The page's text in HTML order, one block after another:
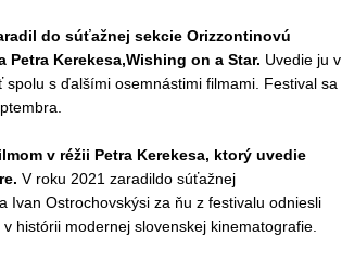
do súťažnej sekcie Orizzontinovú
Kerekesa,Wishing on a Star. Uvedie ju v
s ďalšími osemnástimi filmami. Festival sa
v réžii Petra Kerekesa, ktorý uvedie
V roku 2021 zaradildo súťažnej
Ivan Ostrochovskýsi za ňu z festivalu odniesli
histórii modernej slovenskej kinematografie.